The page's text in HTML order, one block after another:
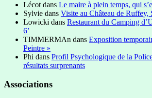
Lécot dans Le maire à plein temps, qui
Sylvie dans Visite au Château de Ruffey,
Lowicki dans Restaurant du Camping
6’
TIMMERMAn dans Exposition
Peintre »
Phi dans Profil Psychologique de la
résultats surprenants
Associations